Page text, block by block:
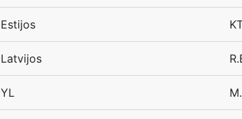
Estijos
Latvijos
YL